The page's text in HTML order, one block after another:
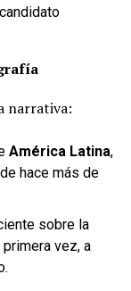
narrativa:
América Latina,
hace más de
sobre la
vez, a